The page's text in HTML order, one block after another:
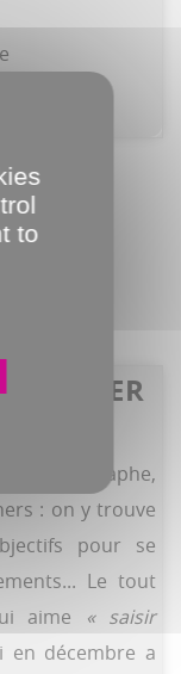
et photographe,
: on y trouve
pour se
Le tout
aime
« saisir
en décembre a
to